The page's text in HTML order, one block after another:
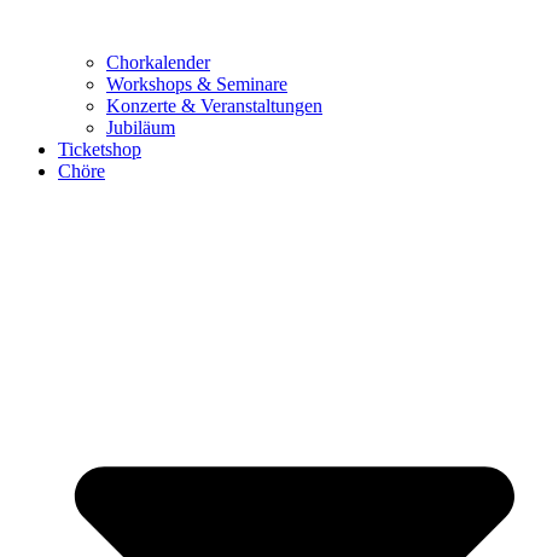
Chorkalender
Workshops & Seminare
Konzerte & Veranstaltungen
Jubiläum
Ticketshop
Chöre